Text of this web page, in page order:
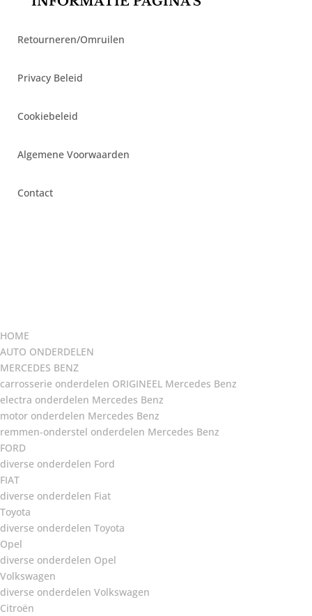
Retourneren/Omruilen
Privacy Beleid
Cookiebeleid
Algemene Voorwaarden
Contact
HOME
AUTO ONDERDELEN
MERCEDES BENZ
carrosserie onderdelen ORIGINEEL Mercedes Benz
electra onderdelen Mercedes Benz
motor onderdelen Mercedes Benz
remmen-onderstel onderdelen Mercedes Benz
FORD
diverse onderdelen Ford
FIAT
diverse onderdelen Fiat
Toyota
diverse onderdelen Toyota
Opel
diverse onderdelen Opel
Volkswagen
diverse onderdelen Volkswagen
Citroën